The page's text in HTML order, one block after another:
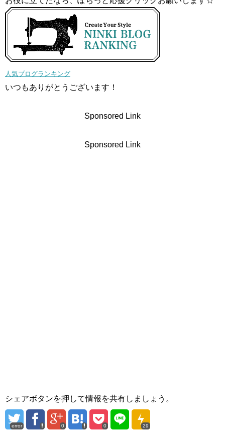
人気ブログランキング
いつもありがとうございます！
Sponsored Link
Sponsored Link
シェアボタンを押して情報を共有しましょう。
error 0 0 29